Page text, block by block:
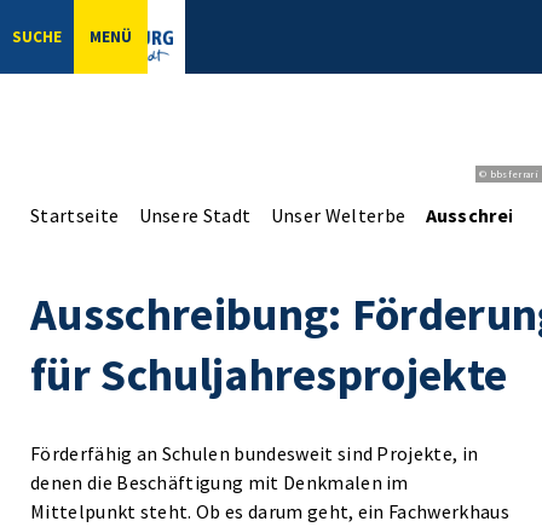
SUCHE MENÜ
© bbsferrari
Startseite Unsere Stadt Unser Welterbe
Ausschreibung:
für Schuljahresprojekte
Förderfähig an Schulen bundesweit sind Projekte, in
denen die Beschäftigung mit Denkmalen im
Mittelpunkt steht. Ob es darum geht, ein Fachwerkhaus